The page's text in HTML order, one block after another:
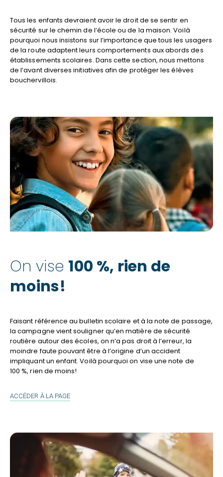
Tous les enfants devraient avoir le droit de se sentir en
sécurité sur le chemin de l’école ou de la maison. Voilà
pourquoi nous insistons sur l’importance que tous les usagers
de la route adaptent leurs comportements aux abords des
établissements scolaires. Dans cette section, nous mettons
de l’avant diverses initiatives afin de protéger les élèves
bouchervillois.
On vise 100 %, rien de
moins!
Faisant référence au bulletin scolaire et à la note de passage,
la campagne vient souligner qu’en matière de sécurité
routière autour des écoles, on n’a pas droit à l’erreur, la
moindre faute pouvant être à l’origine d’un accident
impliquant un enfant. Voilà pourquoi on vise une note de
100 %, rien de moins!
ACCÉDER À LA PAGEON
MOINS!